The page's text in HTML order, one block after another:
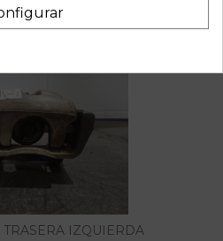
gostar
IZQUIERDA